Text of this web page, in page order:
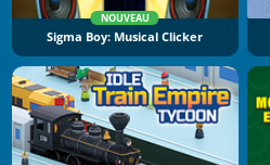
NOUVEAU
Sigma Boy: Musical Clicker